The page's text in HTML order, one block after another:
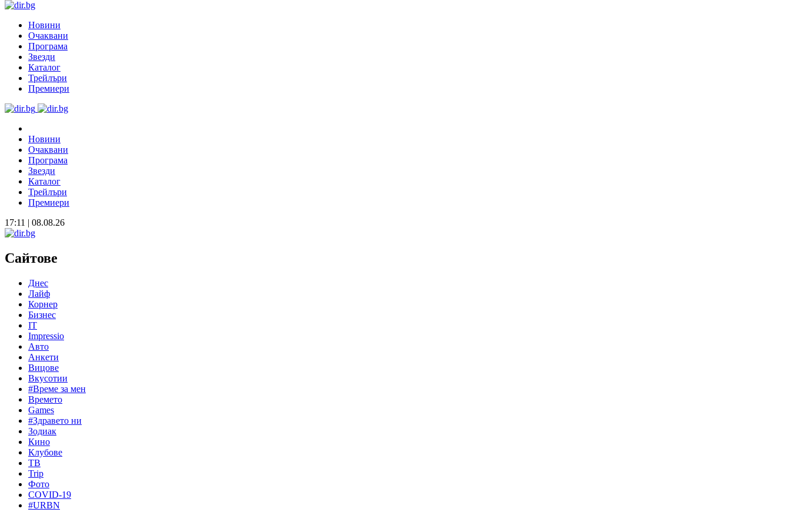
Новини
Очаквани
Програма
Звезди
Каталог
Трейлъри
Премиери
Новини
Очаквани
Програма
Звезди
Каталог
Трейлъри
Премиери
17:11 | 08.08.26
Сайтове
Днес
Лайф
Корнер
Бизнес
IT
Impressio
Авто
Анкети
Вицове
Вкусотии
#Време за мен
Времето
Games
#Здравето ни
Зодиак
Кино
Клубове
ТВ
Trip
Фото
COVID-19
#URBN